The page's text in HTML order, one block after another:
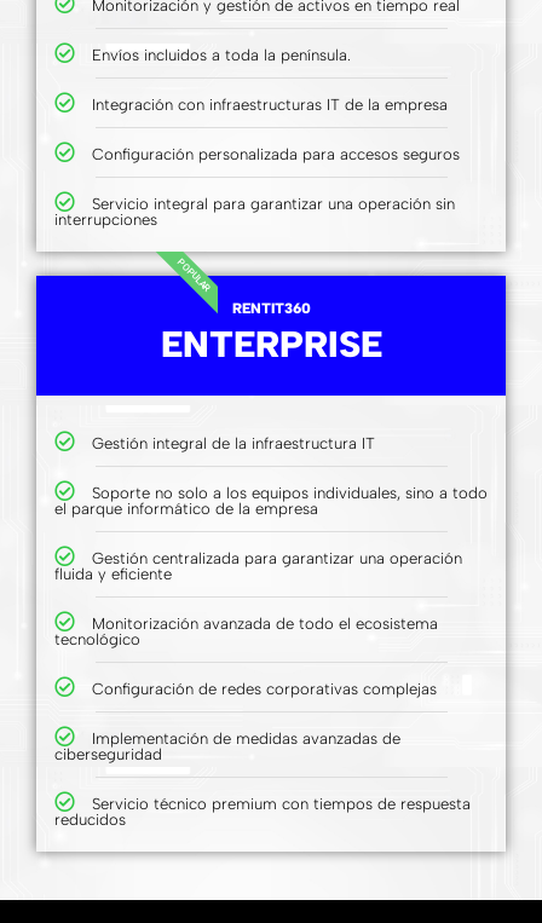
Monitorización y gestión de activos en tiempo real
Envíos incluidos a toda la península.
Integración con infraestructuras IT de la empresa
Configuración personalizada para accesos seguros
Servicio integral para garantizar una operación sin
interrupciones
POPULAR
RENTIT360
ENTERPRISE
Gestión integral de la infraestructura IT
Soporte no solo a los equipos individuales, sino a todo
el parque informático de la empresa
Gestión centralizada para garantizar una operación
fluida y eficiente
Monitorización avanzada de todo el ecosistema
tecnológico
Configuración de redes corporativas complejas
Implementación de medidas avanzadas de
ciberseguridad
Servicio técnico premium con tiempos de respuesta
reducidos